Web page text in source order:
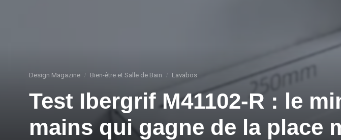
Design Magazine Bien-être et Salle de Bain Lavabos
Test Ibergrif M41102-R : le
mains qui gagne de la place